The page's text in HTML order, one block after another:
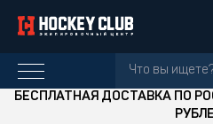
БЕСПЛАТНАЯ ДОСТАВКА ПО